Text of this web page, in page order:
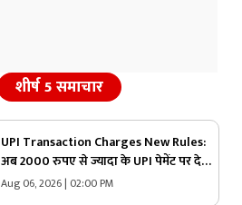
शीर्ष 5 समाचार
UPI Transaction Charges New Rules:
अब 2000 रुपए से ज्यादा के UPI पेमेंट पर देना
होगा चार्ज! संसद में पेश हुआ प्रस्ताव, जानिए
Aug 06, 2026 | 02:00 PM